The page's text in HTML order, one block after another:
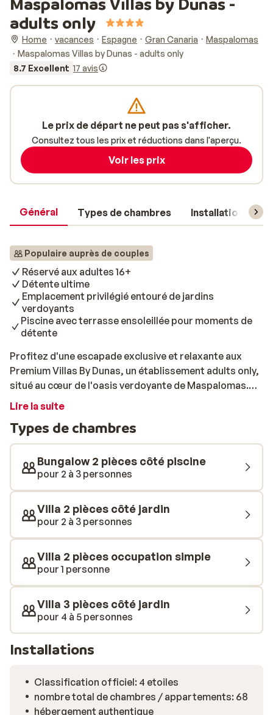
adults only
Home vacances Espagne Gran Canaria
Maspalomas
Maspalomas Villas by Dunas - adults only
8.7 Excellent 17 avis
Général Types de chambres Installations
Populaire auprès de couples
Réservé aux adultes 16+
Détente ultime
Emplacement privilégié entouré de jardins
verdoyants
Piscine avec terrasse ensoleillée pour moments de
détente
Profitez d'une escapade exclusive et relaxante aux
Premium Villas By Dunas, un établissement adults only,
situé au cœur de l'oasis verdoyante de Maspalomas.
Ces villas authentiques, idéales grâce à leur
de golf, sont entourées de vastes jardins. Vous y
trouverez calme et intimité, avec une piscine et une
terrasse ensoleillée pour vous détendre en toute
tranquillité. Relaxez-vous dans le bain à hydromassage,
ou restez actif à la salle de sport ou au centre de vélo.
Après une journée sportive ou de détente, rendez-vous
dans l'un des restaurants où vous pourrez déguster un
buffet copieux, des tapas savoureuses ou des plats
un verre au bar de l'hôtel, et laissez-vous emporter par
l'atmosphère sereine de ce lieu unique.
Lire la suite
Types de chambres
Bungalow 2 pièces côté piscine
pour 2 à 3 personnes
Villa 2 pièces côté jardin
pour 2 à 3 personnes
Villa 2 pièces occupation simple
pour 1 personne
Villa 3 pièces côté jardin
pour 4 à 5 personnes
Installations
Classification officiel: 4 etoiles
nombre total de chambres / appartements: 68
hébergement authentique
Le prix de départ ne peut pas s'afficher.
Consultez tous les prix et réductions dans l'aperçu.
Voir les prix